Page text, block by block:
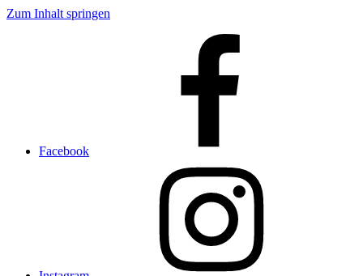
Zum Inhalt springen
Facebook